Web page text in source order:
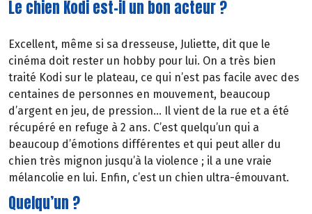
Le chien Kodi est-il un bon acteur ?
Excellent, même si sa dresseuse, Juliette, dit que le
cinéma doit rester un hobby pour lui. On a très bien
traité Kodi sur le plateau, ce qui n’est pas facile avec des
centaines de personnes en mouvement, beaucoup
d’argent en jeu, de pression… Il vient de la rue et a été
récupéré en refuge à 2 ans. C’est quelqu’un qui a
beaucoup d’émotions différentes et qui peut aller du
chien très mignon jusqu’à la violence ; il a une vraie
mélancolie en lui. Enfin, c’est un chien ultra-émouvant.
Quelqu’un ?